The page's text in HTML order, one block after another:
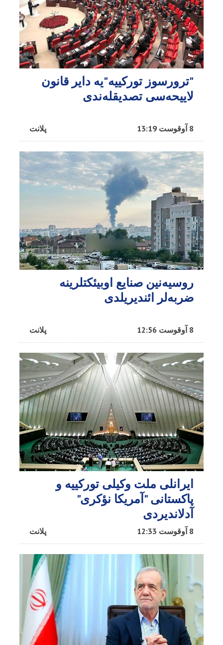
"ترورسوز تورکییه"یه دایر قانون
لاییحه‌سی تصدیقله‌ندی
پلانت 8 آوقوست 13:19
روسیه‌نین صنایع اوبیئکتلرینه
ضربه‌لر ائندیریلدی
پلانت 8 آوقوست 12:56
ایرانلی ملت وکیلی تورکییه و
پاکستانی "آمریکا نؤکری"
آدلاندیردی
پلانت 8 آوقوست 12:33